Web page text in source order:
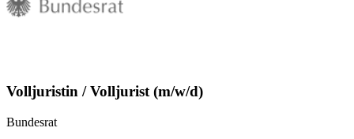
Volljuristin / Volljurist (m/w/d)
Bundesrat